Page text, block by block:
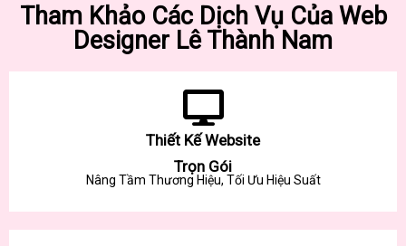
Tham Khảo Các Dịch Vụ Của Web
Designer Lê Thành Nam
Thiết Kế Website
Trọn Gói
Nâng Tầm Thương Hiệu, Tối Ưu Hiệu Suất